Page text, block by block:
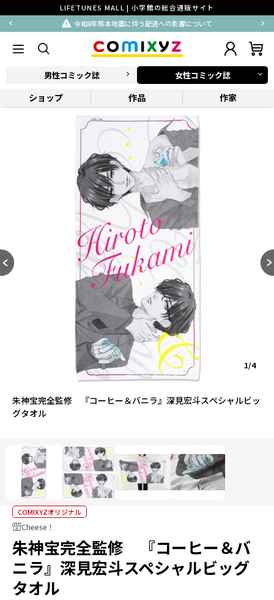
LIFETUNES MALL | 小学館の総合通販サイト
令和8年熊本地震に伴う配送への影響について
男性コミック誌 女性コミック誌
ショップ 作品 作家
朱神宝完全監修 『コーヒー＆バニラ』深見宏斗スペシャルビッ
グタオル
1/4
COMIXYZオリジナル
Cheese！
朱神宝完全監修 『コーヒー＆バ
ニラ』深見宏斗スペシャルビッグ
タオル